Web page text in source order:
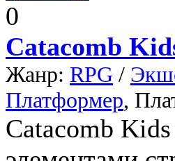
0
Catacomb
Жанр: RPG /
Платформер,
Catacomb